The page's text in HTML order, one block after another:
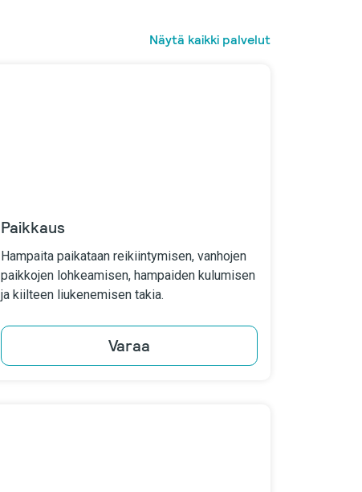
Näytä kaikki palvelut
Paikkaus
Hampaita paikataan reikiintymisen, vanhojen
paikkojen lohkeamisen, hampaiden kulumisen
ja kiilteen liukenemisen takia.
Varaa